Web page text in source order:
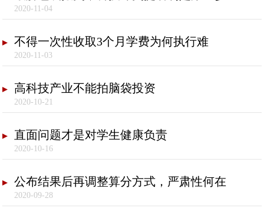
2020-11-04
不得一次性收取3个月学费为何执行难
2020-11-03
高科技产业不能拍脑袋投资
2020-10-21
直面问题才是对学生健康负责
2020-10-16
公布结果后再调整算分方式，严肃性何在
2020-09-28